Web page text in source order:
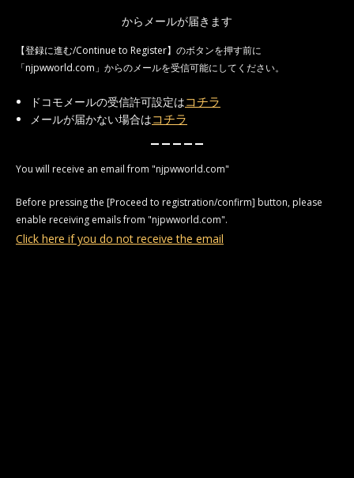
からメールが届きます
【登録に進む/Continue to Register】 のボタンを押す前に
「njpwworld.com」 からのメールを受信可能にしてください。
ドコモメールの受信許可設定はコチラ
メールが届かない場合はコチラ
You will receive an email from "njpwworld.com"
Before pressing the [Proceed to registration/confirm] button, please
enable receiving emails from "njpwworld.com".
Click here if you do not receive the email